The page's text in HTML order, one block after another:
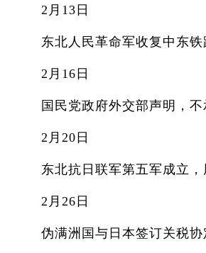
2月13日
东北人民革命军收复中东铁
2月16日
国民党政府外交部声明，不
2月20日
东北抗日联军第五军成立，
2月26日
伪满洲国与日本签订关税协